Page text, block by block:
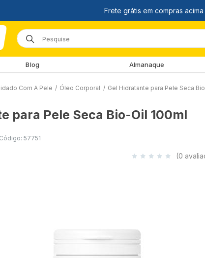
Blog Almanaque
Com A Pele / Óleo Corporal / Gel Hidratante para Pele Seca
para Pele Seca Bio-Oil 100ml
Código: 57751
(0